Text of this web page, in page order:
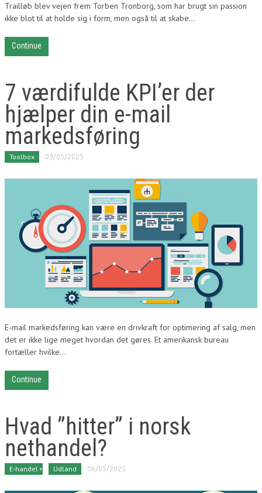
Trailløb blev vejen frem Torben Tronborg, som har brugt sin passion
ikke blot til at holde sig i form, men også til at skabe...
Continue
7 værdifulde KPI’er der
hjælper din e-mail
markedsføring
Toolbox 09/05/2025
E-mail markedsføring kan være en drivkraft for optimering af salg, men
det er ikke lige meget hvordan det gøres. Et amerikansk bureau
fortæller hvilke...
Continue
Hvad ”hitter” i norsk
nethandel?
E-handel Udland 06/05/2025